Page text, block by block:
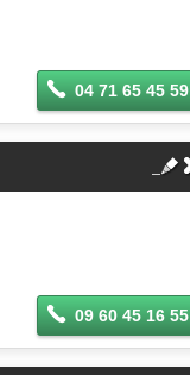
04 71 65 45 59
09 60 45 16 55